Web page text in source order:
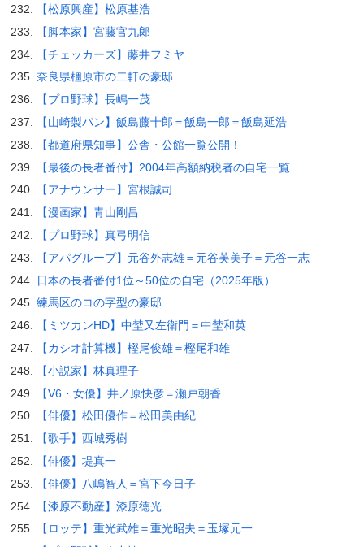
【松原興産】松原基浩
【脚本家】宮藤官九郎
【チェッカーズ】藤井フミヤ
奈良県橿原市の二軒の豪邸
【プロ野球】長嶋一茂
【山崎製パン】飯島藤十郎＝飯島一郎＝飯島延浩
【都道府県知事】公舎・公館一覧公開！
【最後の長者番付】2004年高額納税者の自宅一覧
【アナウンサー】宮根誠司
【漫画家】青山剛昌
【プロ野球】真弓明信
【アパグループ】元谷外志雄＝元谷芙美子＝元谷一志
日本の長者番付1位～50位の自宅（2025年版）
練馬区のコの字型の豪邸
【ミツカンHD】中埜又左衛門＝中埜和英
【カシオ計算機】樫尾俊雄＝樫尾和雄
【小説家】林真理子
【V6・女優】井ノ原快彦＝瀬戸朝香
【俳優】松田優作＝松田美由紀
【歌手】西城秀樹
【俳優】堤真一
【俳優】八嶋智人＝宮下今日子
【漆原不動産】漆原徳光
【ロッテ】重光武雄＝重光昭夫＝玉塚元一